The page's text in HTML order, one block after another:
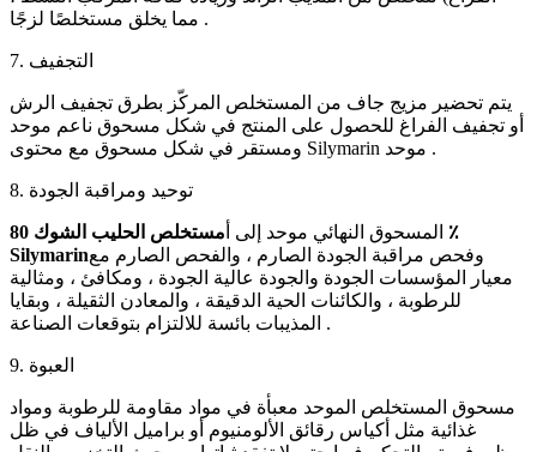
مما يخلق مستخلصًا لزجًا .
7. التجفيف
يتم تحضير مزيج جاف من المستخلص المركّز بطرق تجفيف الرش
أو تجفيف الفراغ للحصول على المنتج في شكل مسحوق ناعم موحد
ومستقر في شكل مسحوق مع محتوى Silymarin موحد .
8. توحيد ومراقبة الجودة
المسحوق النهائي موحد إلى أ
مستخلص الحليب الشوك 80 ٪
Silymarinوفحص مراقبة الجودة الصارم ، والفحص الصارم مع
معيار المؤسسات الجودة والجودة عالية الجودة ، ومكافئ ، ومثالية
للرطوبة ، والكائنات الحية الدقيقة ، والمعادن الثقيلة ، وبقايا
المذيبات بائسة للالتزام بتوقعات الصناعة .
9. العبوة
مسحوق المستخلص الموحد معبأة في مواد مقاومة للرطوبة ومواد
غذائية مثل أكياس رقائق الألومنيوم أو براميل الألياف في ظل